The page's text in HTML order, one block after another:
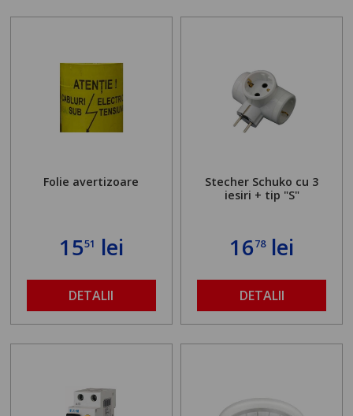
Folie avertizoare
1551 lei
DETALII
Stecher Schuko cu 3
iesiri + tip "S"
1678lei
DETALII